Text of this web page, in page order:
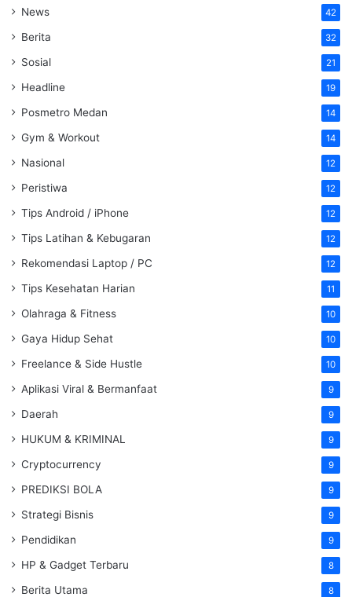
News 42
Berita 32
Sosial 21
Headline 19
Posmetro Medan 14
Gym & Workout 14
Nasional 12
Peristiwa 12
Tips Android / iPhone 12
Tips Latihan & Kebugaran 12
Rekomendasi Laptop / PC 12
Tips Kesehatan Harian 11
Olahraga & Fitness 10
Gaya Hidup Sehat 10
Freelance & Side Hustle 10
Aplikasi Viral & Bermanfaat 9
Daerah 9
HUKUM & KRIMINAL 9
Cryptocurrency 9
PREDIKSI BOLA 9
Strategi Bisnis 9
Pendidikan 9
HP & Gadget Terbaru 8
Berita Utama 8